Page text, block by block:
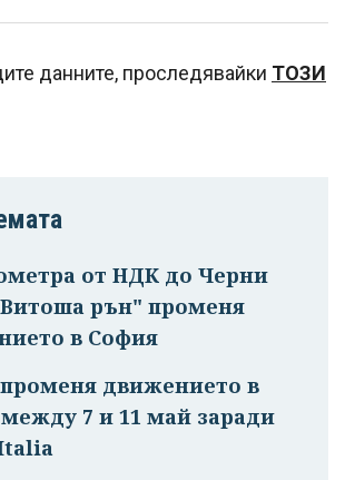
данните, проследявайки ТОЗИ
от НДК до Черни
рън" променя
в София
движението в
7 и 11 май заради